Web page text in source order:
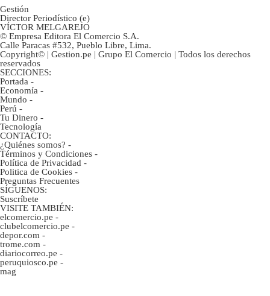
Gestión
Director Periodístico (e)
VÍCTOR MELGAREJO
© Empresa Editora El Comercio S.A.
Calle Paracas #532, Pueblo Libre, Lima.
Copyright© | Gestion.pe | Grupo El Comercio | Todos los derechos
reservados
SECCIONES:
Portada -
Economía -
Mundo -
Perú -
Tu Dinero -
Tecnología
CONTACTO:
¿Quiénes somos? -
Términos y Condiciones -
Política de Privacidad -
Politica de Cookies -
Preguntas Frecuentes
SÍGUENOS:
Suscríbete
VISITE TAMBIÉN:
elcomercio.pe -
clubelcomercio.pe -
depor.com -
trome.com -
diariocorreo.pe -
peruquiosco.pe -
mag